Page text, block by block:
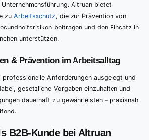
Altruan bietet
zuArbeitsschutz , die zur Prävention von
beitragen und den Einsatz in
unterstützen.
& Prävention im Arbeitsalltag
professionelle Anforderungen ausgelegt und
gesetzliche Vorgaben einzuhalten und
dauerhaft zu gewährleisten – praxisnah
B2B-Kunde bei Altruan